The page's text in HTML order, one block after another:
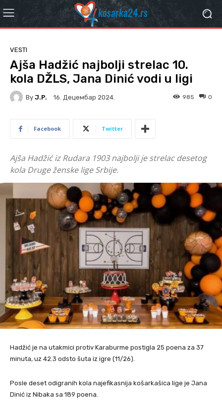
VESTI
Ajša Hadžić najbolji strelac 10.
kola DŽLS, Jana Dinić vodi u ligi
By J.P. 16. Децембар 2024. 0
985
Facebook Twitter
Ajša Hadžić iz Rudara 1903 najbolji je strelac desetog
kola Druge ženske lige Srbije.
Hadžić je na utakmici protiv Karaburme postigla 25 poena za 37
minuta, uz 42.3 odsto šuta iz igre (11/26).
Posle deset odigranih kola najefikasnija košarkašica lige je Jana
Dinić iz Nibaka sa 189 poena.